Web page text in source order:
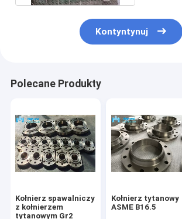
Kontyntynuj
Polecane Produkty
Kołnierz spawalniczy
z kołnierzem
tytanowym Gr2
Kołnierz tytanowy
ASME B16.5